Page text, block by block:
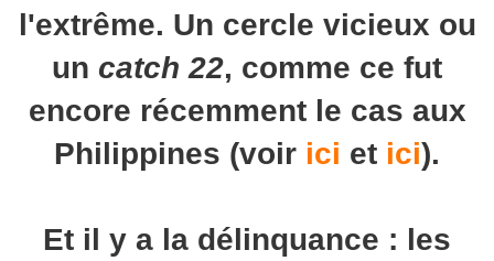
l'extrême. Un cercle vicieux ou
un catch 22, comme ce fut
encore récemment le cas aux
Philippines (voir ici et ici).
Et il y a la délinquance : les